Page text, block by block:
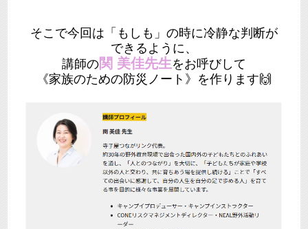
そこで今回は「もしも」の時に冷静な判断が
できるように、
講師の関 美佳先生をお呼びして
《家族のための防災ノート》を作ります🙌